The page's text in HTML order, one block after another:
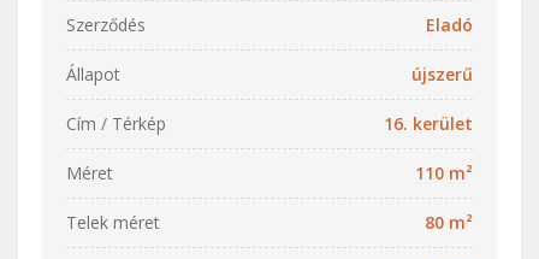
Szerződés Eladó
Állapot újszerű
Cím / Térkép 16. kerület
Méret 110 m²
Telek méret 80 m²